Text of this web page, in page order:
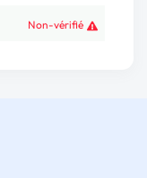
Non-vérifié